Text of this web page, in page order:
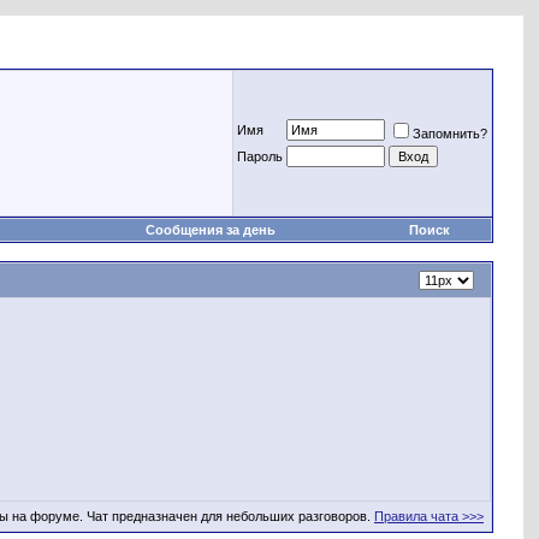
Имя
Запомнить?
Пароль
Сообщения за день Поиск
на форуме. Чат предназначен для небольших разговоров. Правила чата >>>